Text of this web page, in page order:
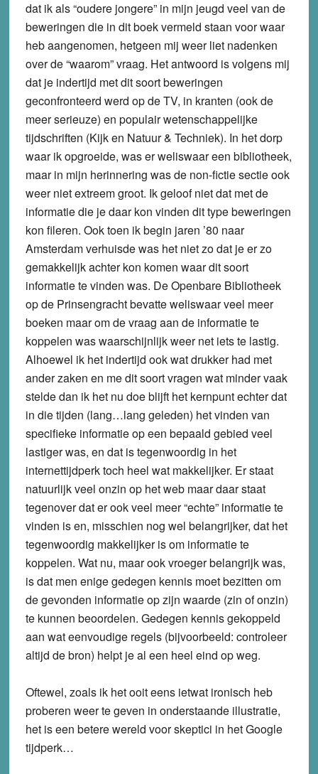
dat ik als “oudere jongere” in mijn jeugd veel van de
beweringen die in dit boek vermeld staan voor waar
heb aangenomen, hetgeen mij weer liet nadenken
over de “waarom” vraag. Het antwoord is volgens mij
dat je indertijd met dit soort beweringen
geconfronteerd werd op de TV, in kranten (ook de
meer serieuze) en populair wetenschappelijke
tijdschriften (Kijk en Natuur & Techniek). In het dorp
waar ik opgroeide, was er weliswaar een bibliotheek,
maar in mijn herinnering was de non-fictie sectie ook
weer niet extreem groot. Ik geloof niet dat met de
informatie die je daar kon vinden dit type beweringen
kon fileren. Ook toen ik begin jaren ’80 naar
Amsterdam verhuisde was het niet zo dat je er zo
gemakkelijk achter kon komen waar dit soort
informatie te vinden was. De Openbare Bibliotheek
op de Prinsengracht bevatte weliswaar veel meer
boeken maar om de vraag aan de informatie te
koppelen was waarschijnlijk weer net iets te lastig.
Alhoewel ik het indertijd ook wat drukker had met
ander zaken en me dit soort vragen wat minder vaak
stelde dan ik het nu doe blijft het kernpunt echter dat
in die tijden (lang…lang geleden) het vinden van
specifieke informatie op een bepaald gebied veel
lastiger was, en dat is tegenwoordig in het
internettijdperk toch heel wat makkelijker. Er staat
natuurlijk veel onzin op het web maar daar staat
tegenover dat er ook veel meer “echte” informatie te
vinden is en, misschien nog wel belangrijker, dat het
tegenwoordig makkelijker is om informatie te
koppelen. Wat nu, maar ook vroeger belangrijk was,
is dat men enige gedegen kennis moet bezitten om
de gevonden informatie op zijn waarde (zin of onzin)
te kunnen beoordelen. Gedegen kennis gekoppeld
aan wat eenvoudige regels (bijvoorbeeld: controleer
altijd de bron) helpt je al een heel eind op weg.
Oftewel, zoals ik het ooit eens ietwat ironisch heb
proberen weer te geven in onderstaande illustratie,
het is een betere wereld voor skeptici in het Google
tijdperk…